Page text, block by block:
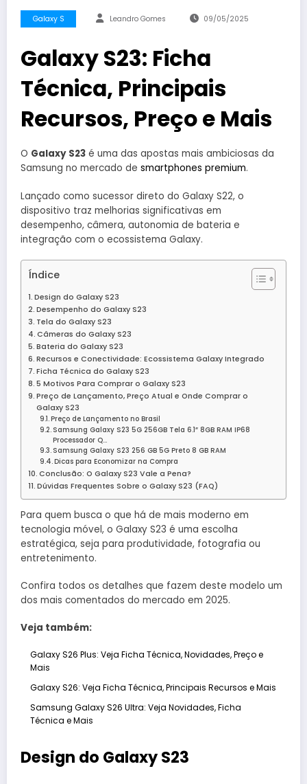
Galaxy S Leandro Gomes 09/05/2025
Galaxy S23: Ficha
Técnica, Principais
Recursos, Preço e Mais
O Galaxy S23 é uma das apostas mais ambiciosas da
Samsung no mercado de smartphones premium.
Lançado como sucessor direto do Galaxy S22, o
dispositivo traz melhorias significativas em
desempenho, câmera, autonomia de bateria e
integração com o ecossistema Galaxy.
Índice
Design do Galaxy S23
Desempenho do Galaxy S23
Tela do Galaxy S23
Câmeras do Galaxy S23
Bateria do Galaxy S23
Recursos e Conectividade: Ecossistema Galaxy Integrado
Ficha Técnica do Galaxy S23
5 Motivos Para Comprar o Galaxy S23
Preço de Lançamento, Preço Atual e Onde Comprar o
Galaxy S23
Preço de Lançamento no Brasil
Samsung Galaxy S23 5G 256GB Tela 6.1” 8GB RAM IP68
Processador Q…
Samsung Galaxy S23 256 GB 5G Preto 8 GB RAM
Dicas para Economizar na Compra
Conclusão: O Galaxy S23 Vale a Pena?
Dúvidas Frequentes Sobre o Galaxy S23 (FAQ)
Para quem busca o que há de mais moderno em
tecnologia móvel, o Galaxy S23 é uma escolha
estratégica, seja para produtividade, fotografia ou
entretenimento.
Confira todos os detalhes que fazem deste modelo um
dos mais comentados do mercado em 2025.
Veja também:
Galaxy S26 Plus: Veja Ficha Técnica, Novidades, Preço e
Mais
Galaxy S26: Veja Ficha Técnica, Principais Recursos e Mais
Samsung Galaxy S26 Ultra: Veja Novidades, Ficha
Técnica e Mais
Design do Galaxy S23